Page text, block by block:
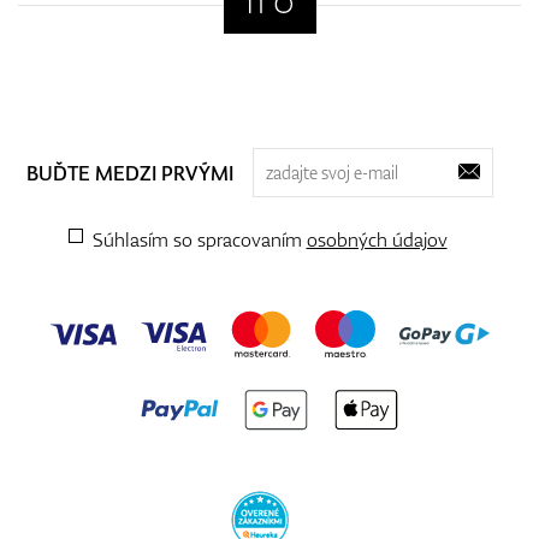
BUĎTE MEDZI PRVÝMI
Súhlasím so spracovaním osobných údajov